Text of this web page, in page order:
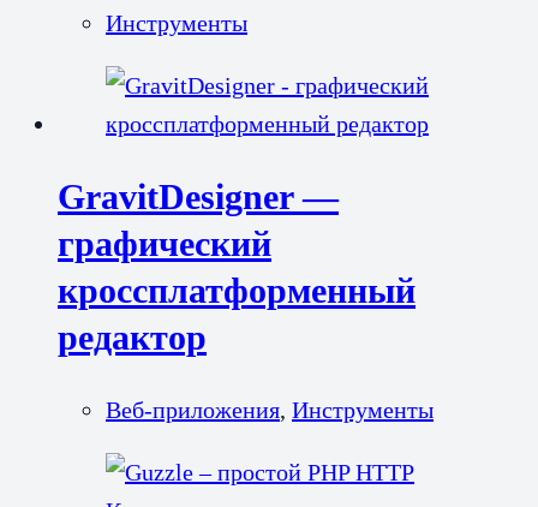
Инструменты
GravitDesigner —
графический
кроссплатформенный
редактор
Веб-приложения, Инструменты